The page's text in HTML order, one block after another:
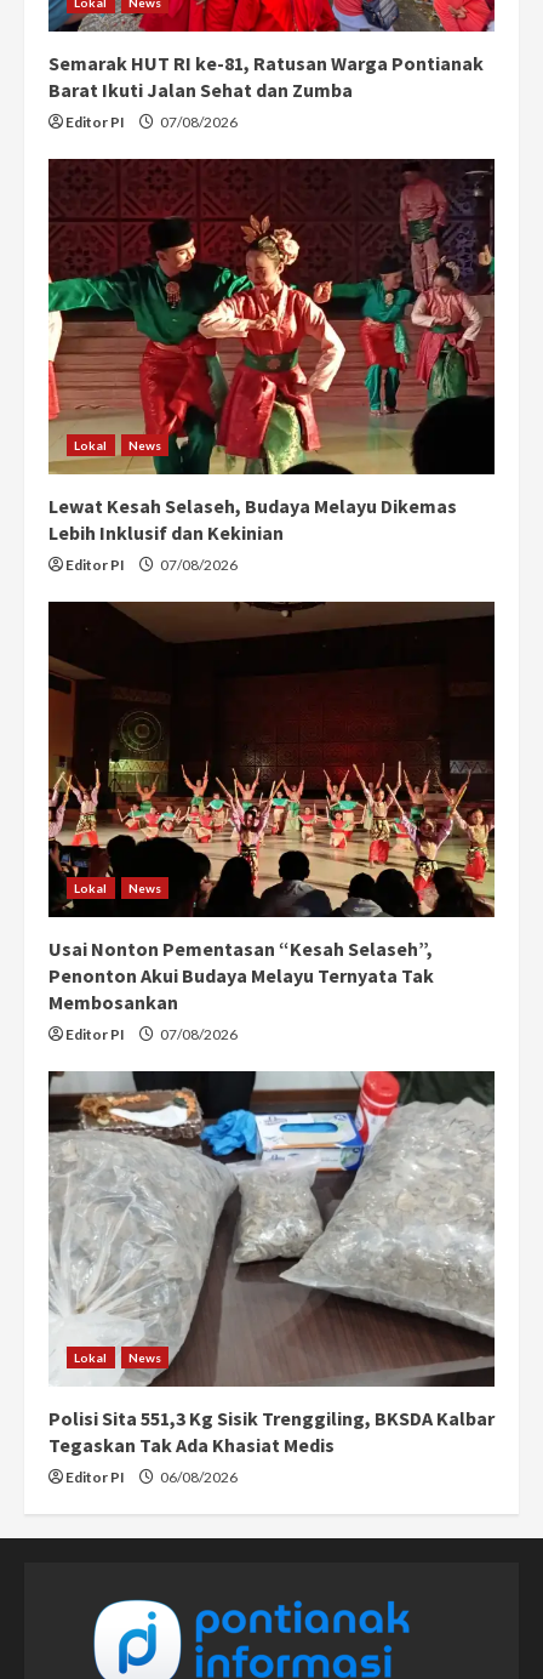
Semarak HUT RI ke-81, Ratusan Warga Pontianak
Barat Ikuti Jalan Sehat dan Zumba
Editor PI 07/08/2026
Lokal News
Lewat Kesah Selaseh, Budaya Melayu Dikemas
Lebih Inklusif dan Kekinian
Editor PI 07/08/2026
Lokal News
Usai Nonton Pementasan “Kesah Selaseh”,
Penonton Akui Budaya Melayu Ternyata Tak
Membosankan
Editor PI 07/08/2026
Lokal News
Polisi Sita 551,3 Kg Sisik Trenggiling, BKSDA Kalbar
Tegaskan Tak Ada Khasiat Medis
Editor PI 06/08/2026